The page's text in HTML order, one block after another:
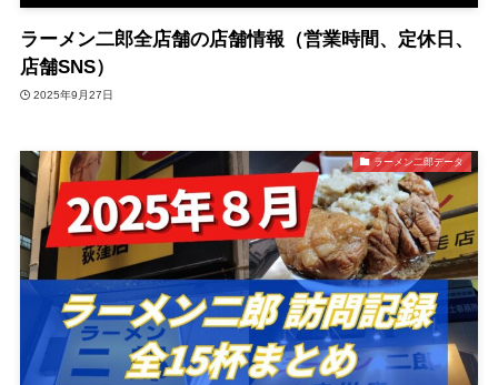
ラーメン二郎全店舗の店舗情報（営業時間、定休日、
店舗SNS）
2025年9月27日
ラーメン二郎データ